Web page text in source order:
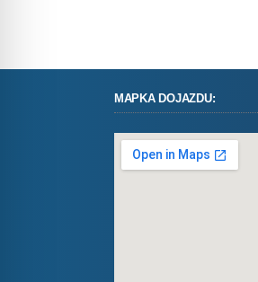
MAPKA DOJAZDU: